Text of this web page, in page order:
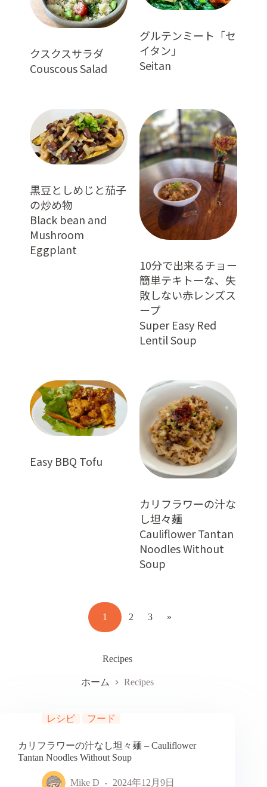
クスクスサラダ
Couscous Salad
グルテンミート「セ
イタン」
Seitan
黒豆としめじと茄子
の炒め物
Black bean and
Mushroom
Eggplant
10分で出来るチョー
簡単テキトーな、失
敗しない赤レンズス
ープ
Super Easy Red
Lentil Soup
Easy BBQ Tofu
カリフラワーの汁な
し坦々麺
Cauliflower Tantan
Noodles Without
Soup
1 2 3 »
Recipes
ホーム Recipes
レシピ フード
カリフラワーの汁なし坦々麺 – Cauliflower
Tantan Noodles Without Soup
Mike D 2024年12月9日